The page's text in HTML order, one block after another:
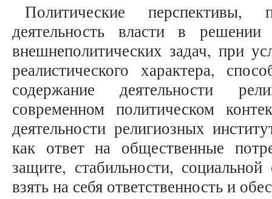
Политические перспективы,
деятельность власти в
внешнеполитических задач, при
реалистического характера,
содержание деятельности
современном политическом
деятельности религиозных
как ответ на общественные
защите, стабильности, социальной
взять на себя ответственность и